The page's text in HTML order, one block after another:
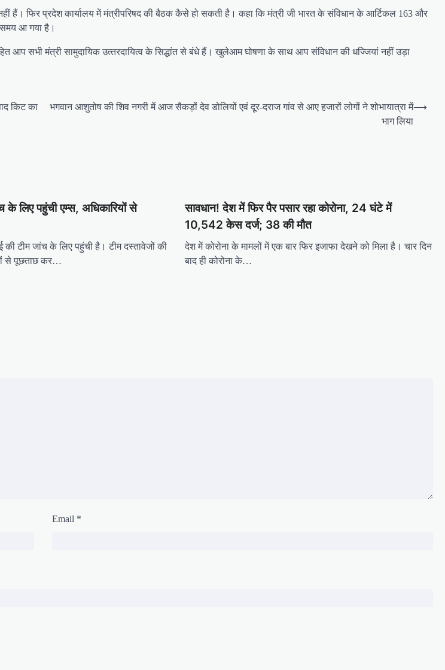
हैं। फिर प्रदेश कार्यालय में मंत्रीपरिषद की बैठक कैसे हो सकती है। कहा कि मंत्री जी भारत के संविधान के आर्टिकल 163 और
समय आ गया है।
आप सभी मंत्री सामुदायिक उत्‍तरदायित्‍व के सिद्धांत से बंधे हैं। खुलेआम घोषणा के साथ आप संविधान की धज्जियां नहीं उड़ा
किट का
भगवान आशुतोष की शिव नगरी में आज सैकड़ों देव डोलियों एवं दूर-दराज गांव से आए हजारों लोगों ने शोभायात्रा में
भाग लिया
⟶
के लिए पहुंची एम्स, अधिकारियों से
टीम जांच के लिए पहुंची है। टीम दस्तावेजों की
से पूछताछ कर…
सावधान! देश में फिर पैर पसार रहा कोरोना, 24 घंटे में
10,542 केस दर्ज; 38 की मौत
देश में कोरोना के मामलों में एक बार फिर इजाफा देखने को मिला है। चार दिन
बाद ही कोरोना के…
Email *